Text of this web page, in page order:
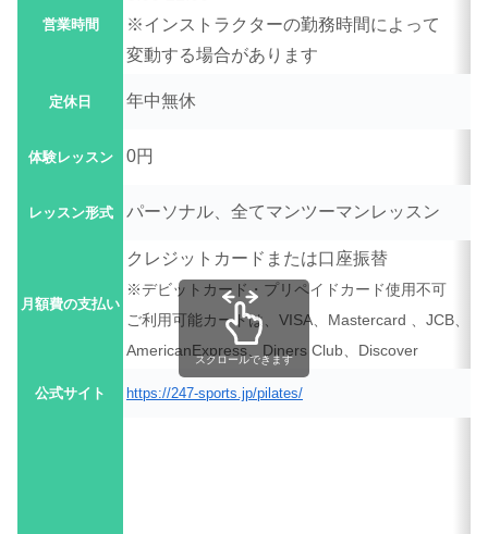
営業時間
※インストラクターの勤務時間によって
変動する場合があります
定休日 年中無休
体験レッスン 0円
レッスン形式 パーソナル、全てマンツーマンレッスン
月額費の支払い
クレジットカードまたは口座振替
※デビットカード・プリペイドカード使用不可
ご利用可能カードは、 VISA、Mastercard 、JCB、
AmericanExpress、Diners Club、Discover
公式サイト https://247-sports.jp/pilates/
スクロールできます